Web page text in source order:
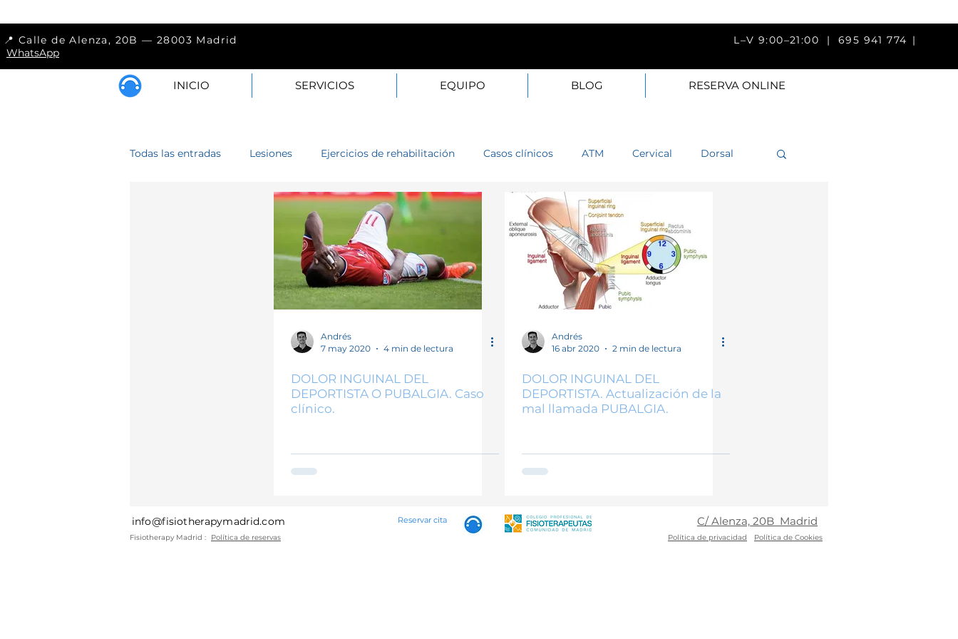
📍 Calle de Alenza, 20B — 28003 Madrid L–V 9:00–21:00 |695 941 774 |
WhatsApp
INICIO SERVICIOS EQUIPO BLOG RESERVA ONLINE
Todas las entradas Lesiones Ejercicios de rehabilitación Casos clínicos ATM Cervical Dorsal
Codo Muñeca Cadera Tobillo Cabeza
Pierna Pie Mano Espalda Técnicas fisioterapia Fisioterapia
Andrés
7 may 2020
4 min de lectura
DOLOR INGUINAL DEL
DEPORTISTA O PUBALGIA. Caso
clínico.
Andrés
16 abr 2020
2 min de lectura
DOLOR INGUINAL DEL
DEPORTISTA. Actualización de la
mal llamada PUBALGIA.
info@fisiotherapymadrid.com
Fisiotherapy Madrid : Política de reservas
Reservar cita C/ Alenza, 20B Madrid
Política de privacidad Política de Cookies